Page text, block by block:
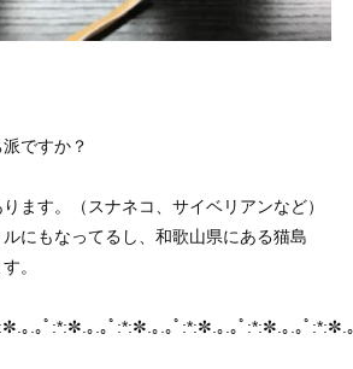
ですか？
ます。（スナネコ、サイベリアンなど）
にもなってるし、和歌山県にある猫島
。
｡.｡ﾟ:*:✼.｡.｡ﾟ:*:✼.｡.｡ﾟ:*:✼.｡.｡ﾟ:*:✼.｡.｡ﾟ:*:✼.